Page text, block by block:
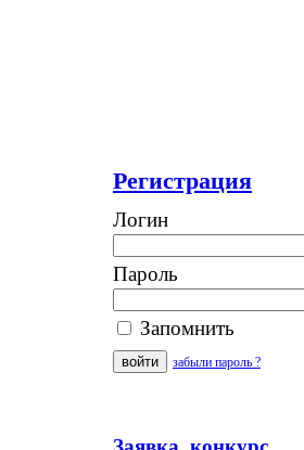
Регистрация
Логин
Пароль
Запомнить
забыли пароль ?